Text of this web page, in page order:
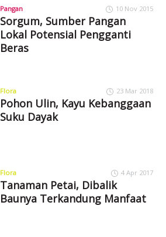
Pangan 10 Nov 2015
Sorgum, Sumber Pangan
Lokal Potensial Pengganti
Beras
Flora 23 Mar 2018
Pohon Ulin, Kayu Kebanggaan
Suku Dayak
Flora 4 Apr 2017
Tanaman Petai, Dibalik
Baunya Terkandung Manfaat